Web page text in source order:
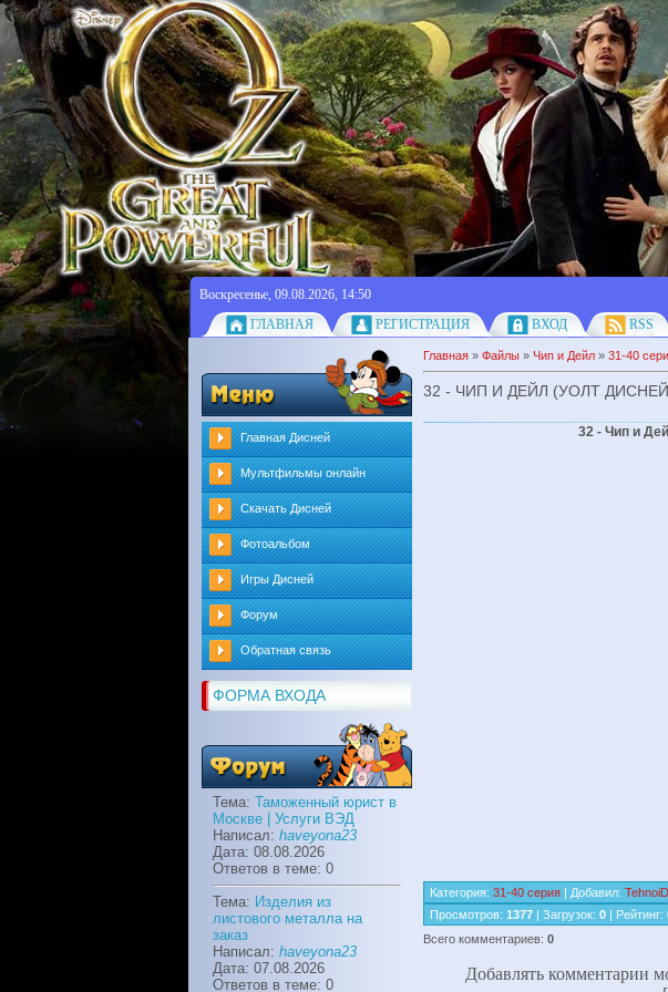
Воскресенье, 09.08.2026, 14:50
ГЛАВНАЯ
РЕГИСТРАЦИЯ ВХОД RSS
Главная Дисней
Мультфильмы онлайн
Скачать Дисней
Фотоальбом
Игры Дисней
Форум
Обратная связь
ФОРМА ВХОДА
Тема: Таможенный юрист в
Москве | Услуги ВЭД
Написал: haveyona23
Дата: 08.08.2026
Ответов в теме: 0
Тема: Изделия из
листового металла на
заказ
Написал: haveyona23
Дата: 07.08.2026
Ответов в теме: 0
Главная » Файлы » Чип и Дейл » 31-40
32 - ЧИП И ДЕЙЛ (УОЛТ ДИСНЕЙ
32 - Чип и
Категория: 31-40 серия | Добавил: TehnoiD
Просмотров: 1377 | Загрузок: 0 | Рейтинг:
Всего комментариев: 0
Добавлять комментарии